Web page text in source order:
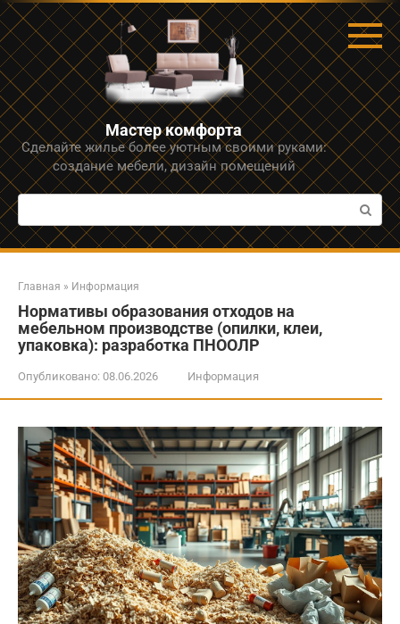
Перейти
к
контенту
Мастер комфорта
Сделайте жилье более уютным своими руками:
создание мебели, дизайн помещений
Поиск:
Главная » Информация
Нормативы образования отходов на
мебельном производстве (опилки, клеи,
упаковка): разработка ПНООЛР
Опубликовано: 08.06.2026 Информация